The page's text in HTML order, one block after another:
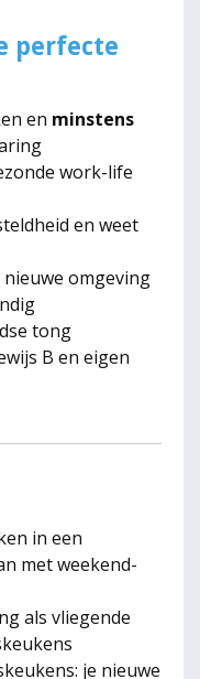
perfecte
en minstens
work-life
en weet
nieuwe omgeving
tong
B en eigen
in een
met weekend-
als vliegende
je nieuwe